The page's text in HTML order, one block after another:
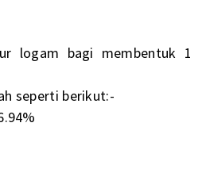
logam bagi membentuk 1
seperti berikut:-